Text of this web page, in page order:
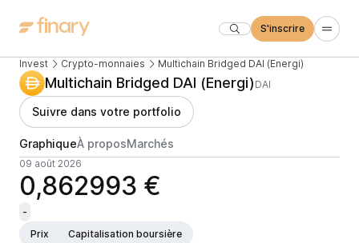
S'inscrire
Invest Crypto-monnaies Multichain Bridged DAI (Energi)
Multichain Bridged DAI (Energi) DAI
Suivre dans votre portfolio
GraphiqueÀ proposMarchés
09 août 2026
0,862993 €
-
Prix
Capitalisation boursière